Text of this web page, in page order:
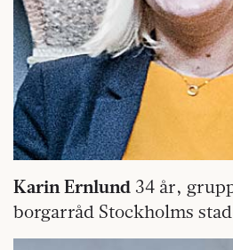
Karin Ernlund 34 år,
borgarråd Stockholms